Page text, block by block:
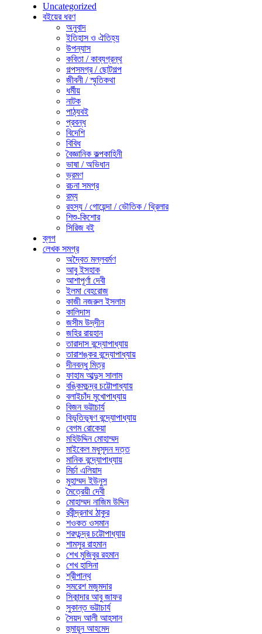
Uncategorized
বইয়ের ধরণ
অনুবাদ
ইতিহাস ও ঐতিহ্য
উপন্যাস
কবিতা / কাব্যগ্রন্থ
গল্পসমগ্র / ছোটগল্প
জীবনী / স্মৃতিকথা
ধর্মীয়
নাটক
পাঠ্যবই
প্রবন্ধ
বিদেশি
বিবিধ
বৈজ্ঞানিক কল্পকাহিনী
ভাষা / অভিধান
ভ্রমণ
রচনা সমগ্র
রম্য
রহস্য / গোয়েন্দা / ভৌতিক / থ্রিলার
শিশু-কিশোর
সিরিজ বই
ব্লগ
লেখক সমগ্র
অদ্বৈত মল্লবর্মণ
আবু ইসহাক
আশাপূর্ণা দেবী
ইলমা বেহরোজ
কাজী নজরুল ইসলাম
কালিদাস
জসীম উদ্‌দীন
জহির রায়হান
তারাদাস বন্দ্যোপাধ্যায়
তারাশঙ্কর বন্দ্যোপাধ্যায়
দীনবন্ধু মিত্র
ফাহাম আব্দুস সালাম
বঙ্কিমচন্দ্র চট্টোপাধ্যায়
বলাইচাঁদ মুখোপাধ্যায়
বিজন ভট্টাচার্য
বিভূতিভূষণ বন্দ্যোপাধ্যায়
বেগম রোকেয়া
মহিউদ্দিন মোহাম্মদ
মাইকেল মধুসূদন দত্ত
মানিক বন্দ্যোপাধ্যায়
মির্চা এলিয়াদ
মুহাম্মদ ইউনুস
মৈত্রেয়ী দেবী
মোহাম্মদ নাজিম উদ্দিন
রবীন্দ্রনাথ ঠাকুর
শওকত ওসমান
শরৎচন্দ্র চট্টোপাধ্যায়
শামসুর রাহমান
শেখ মুজিবুর রহমান
শেখ হাসিনা
শ্রীপান্থ
সমরেশ মজুমদার
সিকান্দার আবু জাফর
সুকান্ত ভট্টাচার্য
সৈয়দ আলী আহসান
হুমায়ূন আহমেদ